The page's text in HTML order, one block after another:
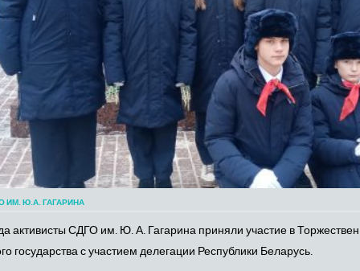
ИМ. Ю.А. ГАГАРИНА
активисты СДГО им. Ю. А. Гагарина приняли участие в
государства с участием делегации Республики Беларусь.